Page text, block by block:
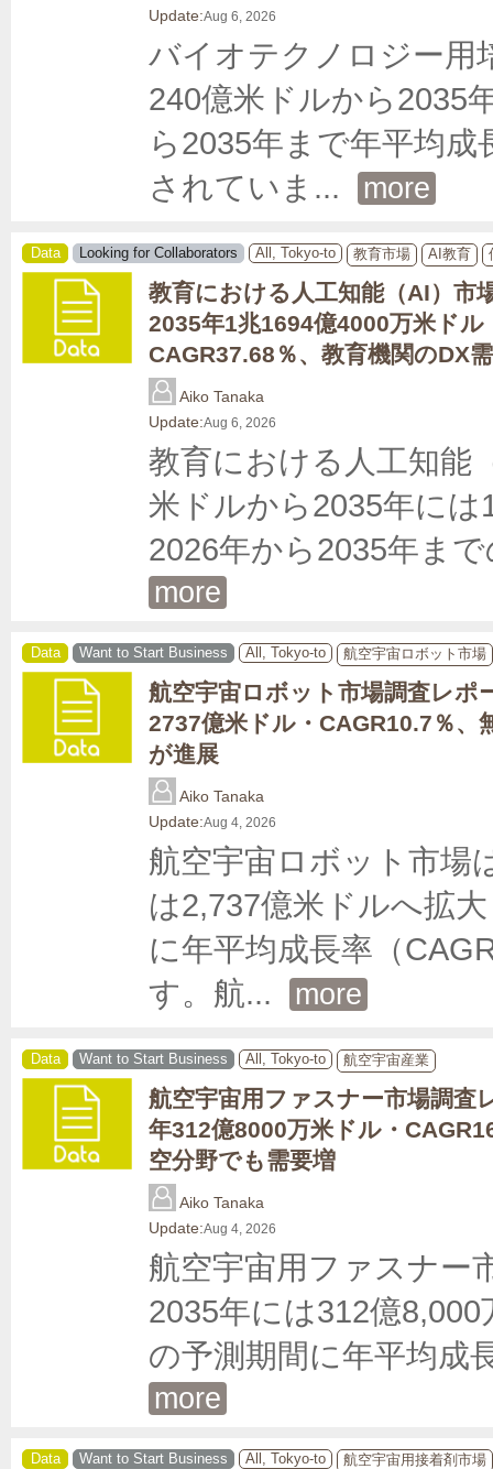
Update:Aug 6, 2026
バイオテクノロジー用
240億米ドルから2035
ら2035年まで年平均
されていま ... more
Data Looking for Collaborators All, Tokyo-to 教育市場 AI教育
教育における人工知能（AI）市
2035年1兆1694億4000万米ドル
CAGR37.68％、教育機関のDX
Aiko Tanaka
Update:Aug 6, 2026
教育における人工知能
米ドルから2035年に
2026年から2035年ま
more
Data Want to Start Business All, Tokyo-to 航空宇宙ロボット市場
航空宇宙ロボット市場調査レポ
2737億米ドル・CAGR10.7％、
が進展
Aiko Tanaka
Update:Aug 4, 2026
航空宇宙ロボット市場
は2,737億米ドルへ拡
に年平均成長率（
す。航... more
Data Want to Start Business All, Tokyo-to 航空宇宙産業
航空宇宙用ファスナー市場調査
年312億8000万米ドル・
空分野でも需要増
Aiko Tanaka
Update:Aug 4, 2026
航空宇宙用ファスナー
2035年には312億
の予測期間に年平均成
more
Data Want to Start Business All, Tokyo-to 航空宇宙用接着剤市場